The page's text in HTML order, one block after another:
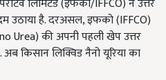
लिमिटेड (इफको/IFFCO) ने उत्तर
उठाया है. दरअसल, इफको (IFFCO)
Urea) की अपनी पहली खेप उत्तर
किसान लिक्विड नैनो यूरिया का